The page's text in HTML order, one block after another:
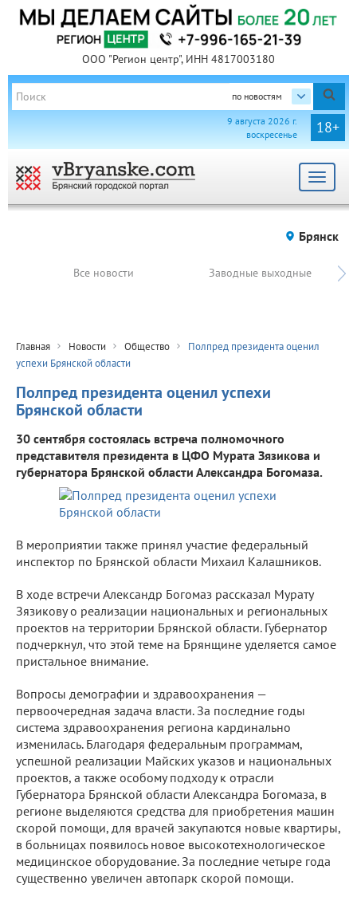
ООО "Регион центр", ИНН 4817003180
по новостям
18+
9 августа 2026 г.
воскресенье
Toggle
Брянск
Все новости Заводные выходные
Главная Новости Общество
Полпред президента оценил
успехи Брянской области
Полпред президента оценил успехи
Брянской области
30 сентября cостоялась встреча полномочного
представителя президента в ЦФО Мурата Зязикова и
губернатора Брянской области Александра Богомаза.
В мероприятии также принял участие федеральный
инспектор по Брянской области Михаил Калашников.
В ходе встречи Александр Богомаз рассказал Мурату
Зязикову о реализации национальных и региональных
проектов на территории Брянской области. Губернатор
подчеркнул, что этой теме на Брянщине уделяется самое
пристальное внимание.
Вопросы демографии и здравоохранения —
первоочередная задача власти. За последние годы
система здравоохранения региона кардинально
изменилась. Благодаря федеральным программам,
успешной реализации Майских указов и национальных
проектов, а также особому подходу к отрасли
Губернатора Брянской области Александра Богомаза, в
регионе выделяются средства для приобретения машин
скорой помощи, для врачей закупаются новые квартиры,
в больницах появилось новое высокотехнологическое
медицинское оборудование. За последние четыре года
существенно увеличен автопарк скорой помощи.